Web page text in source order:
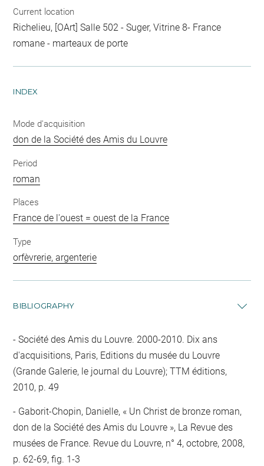
Current location
Richelieu, [OArt] Salle 502 - Suger, Vitrine 8- France
romane - marteaux de porte
INDEX
Mode d'acquisition
don de la Société des Amis du Louvre
Period
roman
Places
France de l'ouest = ouest de la France
Type
orfèvrerie, argenterie
BIBLIOGRAPHY
Société des Amis du Louvre. 2000-2010. Dix ans
d'acquisitions, Paris, Editions du musée du Louvre
(Grande Galerie, le journal du Louvre); TTM éditions,
2010, p. 49
Gaborit-Chopin, Danielle, « Un Christ de bronze roman,
don de la Société des Amis du Louvre », La Revue des
musées de France. Revue du Louvre, n° 4, octobre, 2008,
p. 62-69, fig. 1-3